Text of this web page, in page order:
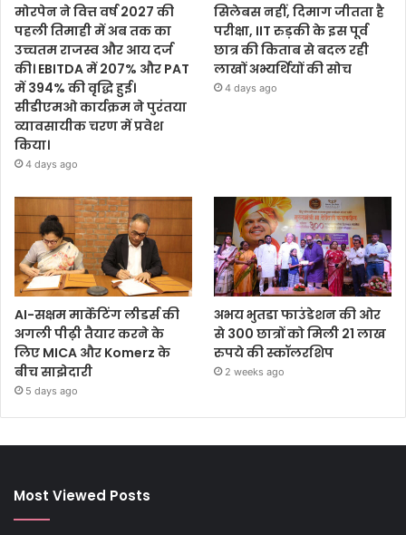
मोरपेन ने वित्त वर्ष 2027 की
पहली तिमाही में अब तक का
उच्चतम राजस्व और आय दर्ज
की। EBITDA में 207% और PAT
में 394% की वृद्धि हुई।
सीडीएमओ कार्यक्रम ने पुरंतया
व्यावसायीक चरण में प्रवेश
किया।
4 days ago
सिलेबस नहीं, दिमाग जीतता है
परीक्षा, IIT रुड़की के इस पूर्व
छात्र की किताब से बदल रही
लाखों अभ्यर्थियों की सोच
4 days ago
AI-सक्षम मार्केटिंग लीडर्स की
अगली पीढ़ी तैयार करने के
लिए MICA और Komerz के
बीच साझेदारी
5 days ago
अभय भुतडा फाउंडेशन की ओर
से 300 छात्रों को मिली 21 लाख
रुपये की स्कॉलरशिप
2 weeks ago
Most Viewed Posts